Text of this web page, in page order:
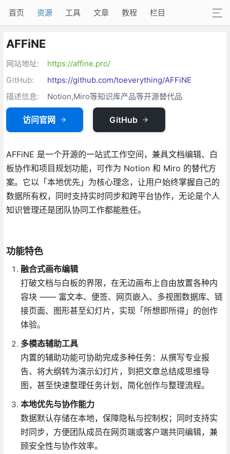
首页 资源 工具 文章 教程 栏目
AFFiNE
网站地址:
https://affine.pro/
GitHub:
https://github.com/toeverything/AFFiNE
描述信息:
Notion,Miro等知识库产品等开源替代品
访问官网 GitHub
AFFiNE 是一个开源的一站式工作空间，兼具文档编辑、白
板协作和项目规划功能，可作为 Notion 和 Miro 的替代方
案。它以「本地优先」为核心理念，让用户始终掌握自己的
数据所有权，同时支持实时同步和跨平台协作，无论是个人
知识管理还是团队协同工作都能胜任。
功能特色
融合式画布编辑
打破文档与白板的界限，在无边画布上自由放置各种内
容块 —— 富文本、便签、网页嵌入、多视图数据库、链
接页面、图形甚至幻灯片，实现「所想即所得」的创作
体验。
多模态辅助工具
内置的辅助功能可协助完成多种任务：从撰写专业报
告、将大纲转为演示幻灯片，到把文章总结成思维导
图，甚至快速整理任务计划，简化创作与整理流程。
本地优先与协作能力
数据默认存储在本地，保障隐私与控制权；同时支持实
时同步，方便团队成员在网页端或客户端共同编辑，兼
顾安全性与协作效率。